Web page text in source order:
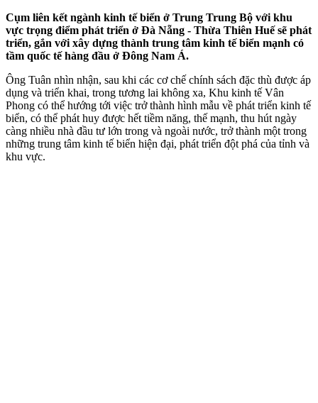
Cụm liên kết ngành kinh tế biển ở Trung Trung Bộ với khu
vực trọng điểm phát triển ở Đà Nẵng - Thừa Thiên Huế sẽ phát
triển, gắn với xây dựng thành trung tâm kinh tế biển mạnh có
tầm quốc tế hàng đầu ở Đông Nam Á.
Ông Tuân nhìn nhận, sau khi các cơ chế chính sách đặc thù được áp
dụng và triển khai, trong tương lai không xa, Khu kinh tế Vân
Phong có thể hướng tới việc trở thành hình mẫu về phát triển kinh tế
biển, có thể phát huy được hết tiềm năng, thế mạnh, thu hút ngày
càng nhiều nhà đầu tư lớn trong và ngoài nước, trở thành một trong
những trung tâm kinh tế biển hiện đại, phát triển đột phá của tỉnh và
khu vực.